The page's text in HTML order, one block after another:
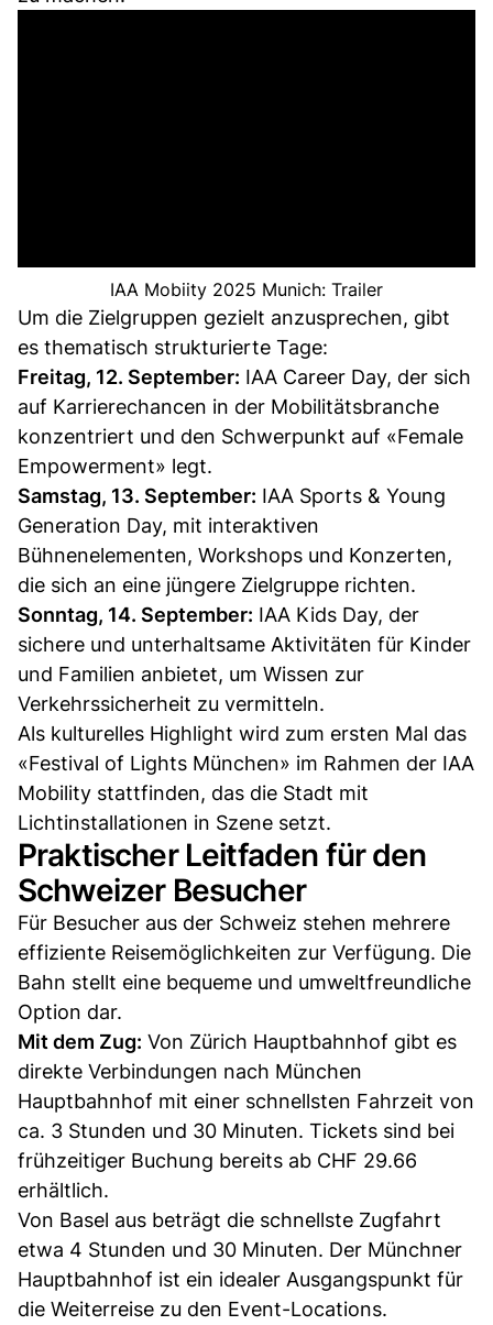
IAA Mobiity 2025 Munich: Trailer
Um die Zielgruppen gezielt anzusprechen, gibt
es thematisch strukturierte Tage:
Freitag, 12. September: IAA Career Day, der sich
auf Karrierechancen in der Mobilitätsbranche
konzentriert und den Schwerpunkt auf «Female
Empowerment» legt.
Samstag, 13. September: IAA Sports & Young
Generation Day, mit interaktiven
Bühnenelementen, Workshops und Konzerten,
die sich an eine jüngere Zielgruppe richten.
Sonntag, 14. September: IAA Kids Day, der
sichere und unterhaltsame Aktivitäten für Kinder
und Familien anbietet, um Wissen zur
Verkehrssicherheit zu vermitteln.
Als kulturelles Highlight wird zum ersten Mal das
«Festival of Lights München» im Rahmen der IAA
Mobility stattfinden, das die Stadt mit
Lichtinstallationen in Szene setzt.
Praktischer Leitfaden für den
Schweizer Besucher
Für Besucher aus der Schweiz stehen mehrere
effiziente Reisemöglichkeiten zur Verfügung. Die
Bahn stellt eine bequeme und umweltfreundliche
Option dar.
Mit dem Zug: Von Zürich Hauptbahnhof gibt es
direkte Verbindungen nach München
Hauptbahnhof mit einer schnellsten Fahrzeit von
ca. 3 Stunden und 30 Minuten. Tickets sind bei
frühzeitiger Buchung bereits ab CHF 29.66
erhältlich.
Von Basel aus beträgt die schnellste Zugfahrt
etwa 4 Stunden und 30 Minuten. Der Münchner
Hauptbahnhof ist ein idealer Ausgangspunkt für
die Weiterreise zu den Event-Locations.